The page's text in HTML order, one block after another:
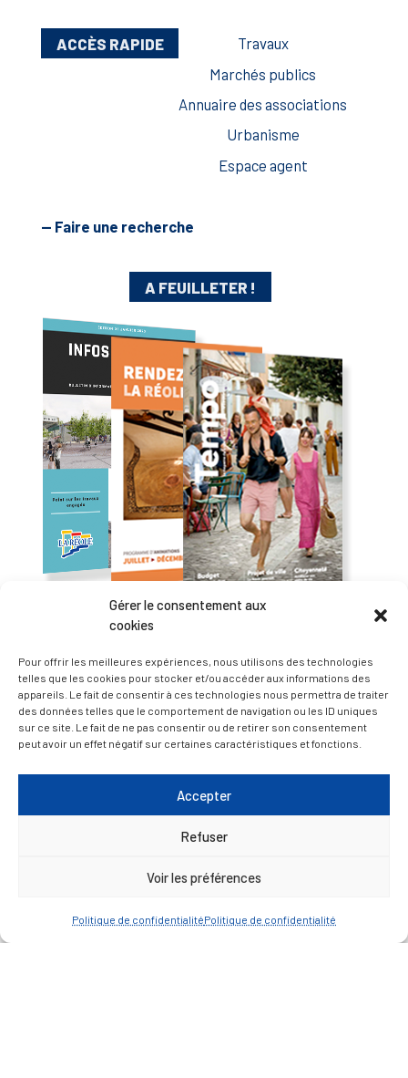
Gérer le consentement aux
cookies
Pour offrir les meilleures expériences, nous utilisons des technologies
telles que les cookies pour stocker et/ou accéder aux informations des
appareils. Le fait de consentir à ces technologies nous permettra de traiter
des données telles que le comportement de navigation ou les ID uniques
sur ce site. Le fait de ne pas consentir ou de retirer son consentement
peut avoir un effet négatif sur certaines caractéristiques et fonctions.
Accepter
Refuser
Voir les préférences
Politique de confidentialitéPolitique de confidentialité
ACCÈS RAPIDE
Travaux
Marchés publics
Annuaire des associations
Urbanisme
Espace agent
— Faire une recherche
A FEUILLETER !
D’ART ET D’HISTOIRE